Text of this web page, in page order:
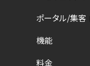
ポータル/集客
機能
料金